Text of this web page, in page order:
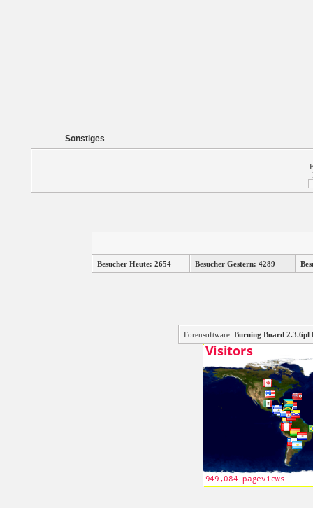
Sonstiges
Besucher Heute: 2654 Besucher Gestern: 4289
Forensoftware: Burning Board